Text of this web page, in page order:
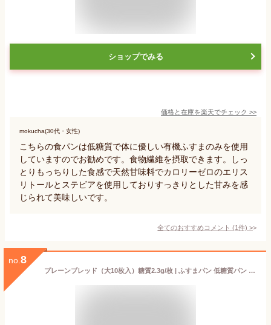
ショップでみる
価格と在庫を楽天でチェック >>
mokucha(30代・女性)
こちらの食パンは低糖質で体に優しい有機ふすまのみを使用
していますのでお勧めです。食物繊維を摂取できます。しっ
とりもっちりした食感で天然甘味料でカロリーゼロのエリス
リトールとステビアを使用しておりすっきりとした甘みを感
じられて美味しいです。
全てのおすすめコメント (1件) >
no. 8
プレーンブレッド（大10枚入）糖質2.3g/枚 | ふすまパン 低糖質パン 低糖質 パン 糖質制限 ロカボ 糖質オフ フスボン 大豆パン 無添加 有機ふすま使用 高タンパク 食品 手作り ケトジェニックダイエット 天然甘味料のみ使用 食パン 大豆粉 ダイエット 置き換え